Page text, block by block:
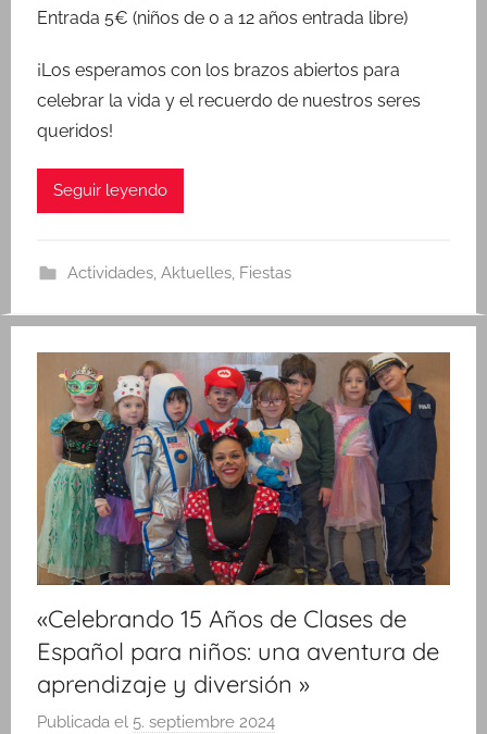
Entrada 5€ (niños de 0 a 12 años entrada libre)
¡Los esperamos con los brazos abiertos para
celebrar la vida y el recuerdo de nuestros seres
queridos!
Seguir leyendo
Actividades, Aktuelles, Fiestas
«Celebrando 15 Años de Clases de
Español para niños: una aventura de
aprendizaje y diversión »
Publicada el 5. septiembre 2024